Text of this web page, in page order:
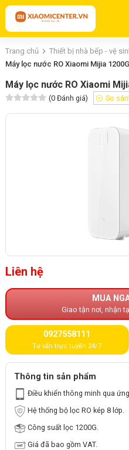
Trang chủ
Thiết bị nhà bếp - vệ
Máy lọc nước RO Xiaomi Mijia
Máy lọc nước RO Xiaomi
(0 Đánh giá) So
Liên hệ
MUA
Giao tận nơi, nhận
0927558111
Tư vấn trực tuyến 24/7
Thông tin sản phẩm
Điều khiển thông minh qua
Hệ thống bộ lọc RO kép 8 lớp.
Công suất lọc 1200G.
Giá đã bao gồm VAT.